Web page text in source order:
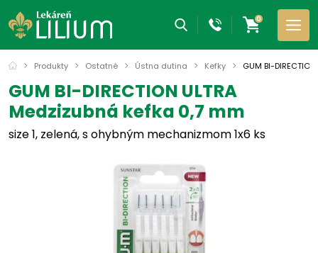
0
Produkty Ostatné Ústna dutina Kefky GUM BI-
GUM BI-DIRECTION ULTRA
Medzizubná kefka 0,7 mm
size 1, zelená, s ohybným mechanizmom 1x6 ks